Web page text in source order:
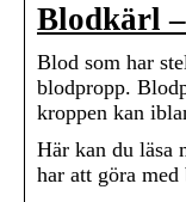
Blodkärl
Blod som har
blodpropp.
kroppen kan
Här kan du läsa
har att göra